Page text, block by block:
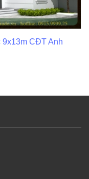
kế biệt thự hiện đại tại